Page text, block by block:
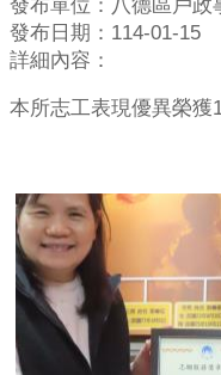
發布單位：八德區戶政
發布日期：114-01-15
詳細內容：
本所志工表現優異榮獲